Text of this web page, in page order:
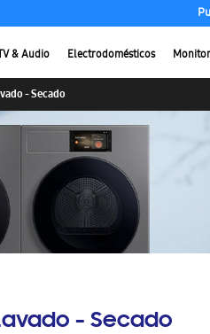
& Audio Electrodomésticos
- Secado
- Secado